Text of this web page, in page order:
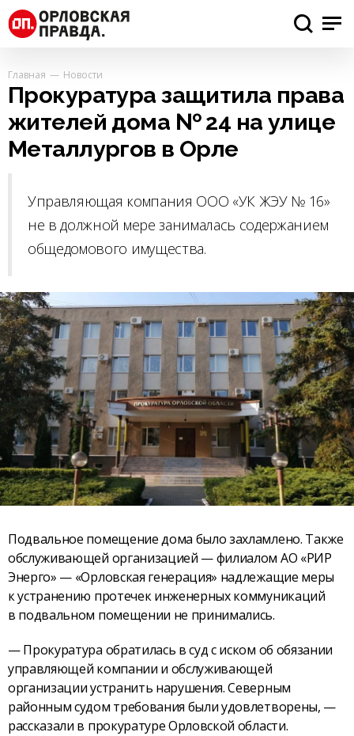
Главная Новости
Прокуратура защитила права
жителей дома № 24 на улице
Металлургов в Орле
Управляющая компания ООО «УК ЖЭУ № 16»
не в должной мере занималась содержанием
общедомового имущества.
Подвальное помещение дома было захламлено. Также
обслуживающей организацией — филиалом АО «РИР
Энерго» — «Орловская генерация» надлежащие меры
к устранению протечек инженерных коммуникаций
в подвальном помещении не принимались.
— Прокуратура обратилась в суд с иском об обязании
управляющей компании и обслуживающей
организации устранить нарушения. Северным
районным судом требования были удовлетворены, —
рассказали в прокуратуре Орловской области.